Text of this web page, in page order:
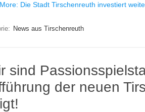
Die Stadt Tirschenreuth investiert
News aus Tirschenreuth
sind
der neuen